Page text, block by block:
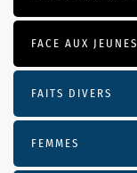
FACE AUX JEUNES
FAITS DIVERS
FEMMES